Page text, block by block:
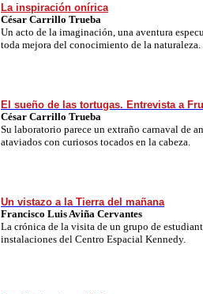
La inspiración onírica
César Carrillo Trueba
Un acto de la imaginación, una aventura
toda mejora del conocimiento de la naturaleza.
El sueño de las tortugas. Entrevista a
César Carrillo Trueba
Su laboratorio parece un extraño carnaval de
ataviados con curiosos tocados en la cabeza.
Un vistazo a la Tierra del mañana
Francisco Luis Aviña Cervantes
La crónica de la visita de un grupo de
instalaciones del Centro Espacial Kennedy.